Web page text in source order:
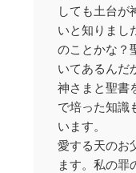
しても土台が
いと知りまし
のことかな？
いてあるんだ
神さまと聖書
で培った知識
います。
愛する天のお
ます。私の罪